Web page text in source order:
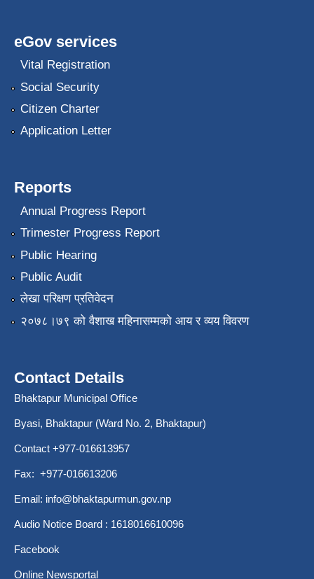
eGov services
Vital Registration
Social Security
Citizen Charter
Application Letter
Reports
Annual Progress Report
Trimester Progress Report
Public Hearing
Public Audit
लेखा परिक्षण प्रतिवेदन
२०७८।७९ को वैशाख महिनासम्मको आय र व्यय विवरण
Contact Details
Bhaktapur Municipal Office
Byasi, Bhaktapur (Ward No. 2, Bhaktapur)
Contact +977-016613957
Fax: +977-016613206
Email: info@bhaktapurmun.gov.np
Audio Notice Board : 1618016610096
Facebook
Online Newsportal